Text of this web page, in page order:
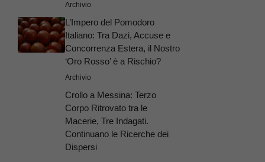
Archivio
L’Impero del Pomodoro
Italiano: Tra Dazi, Accuse e
Concorrenza Estera, il Nostro
‘Oro Rosso’ è a Rischio?
Archivio
Crollo a Messina: Terzo
Corpo Ritrovato tra le
Macerie, Tre Indagati.
Continuano le Ricerche dei
Dispersi